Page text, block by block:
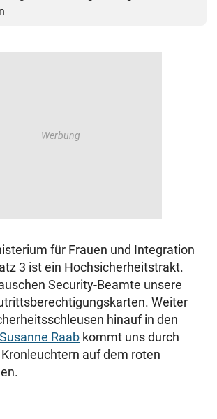
für Frauen und Integration
3 ist ein Hochsicherheitstrakt.
Security-Beamte unsere
Weiter
hinauf in den
Susanne Raab kommt uns durch
auf dem roten